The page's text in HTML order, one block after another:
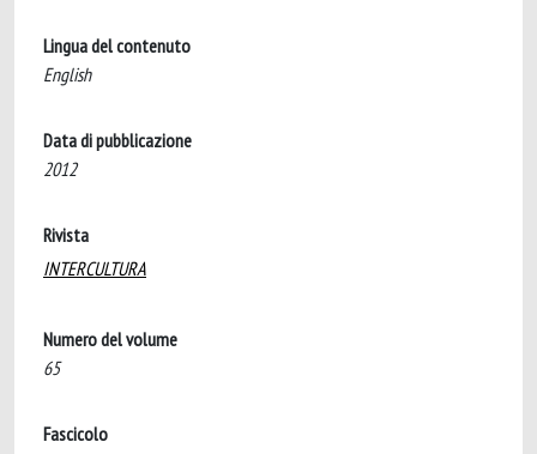
Lingua del contenuto
English
Data di pubblicazione
2012
Rivista
INTERCULTURA
Numero del volume
65
Fascicolo